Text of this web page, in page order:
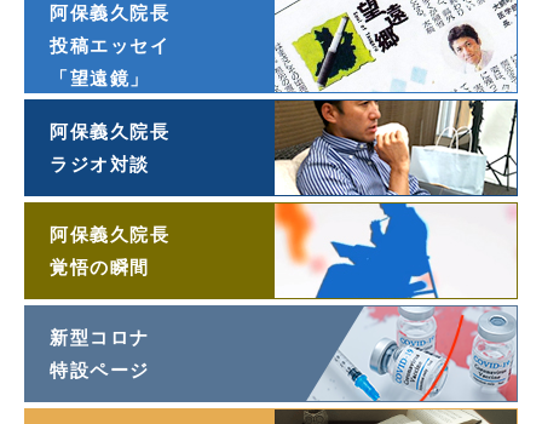
阿保義久院長
投稿エッセイ
「望遠鏡」
阿保義久院長
ラジオ対談
阿保義久院長
覚悟の瞬間
新型コロナ
特設ページ